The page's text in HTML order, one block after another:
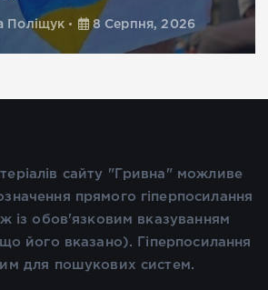
Поліщук 8 Серпня, 2026
сайту "Гривна" можливе
прямого гіперпосилання
із обов'язковим вказуванням
його вказано). Гіперпосилання
для пошукових систем.